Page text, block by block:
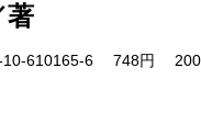
著
610165-6 748円